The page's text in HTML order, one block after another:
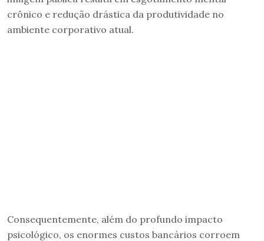
crônico e redução drástica da produtividade no
ambiente corporativo atual.
Consequentemente, além do profundo impacto
psicológico, os enormes custos bancários corroem